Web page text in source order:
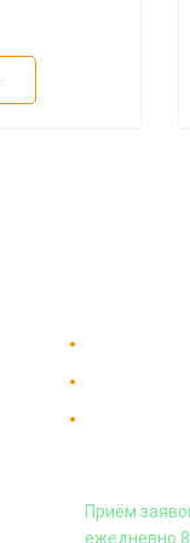
Приём
ежедневно